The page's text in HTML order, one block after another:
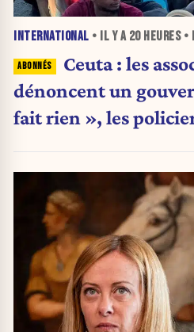
INTERNATIONAL • IL Y A 20 HEURES•
Ceuta : les
dénoncent un
fait rien », les